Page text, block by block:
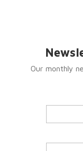
Our monthly